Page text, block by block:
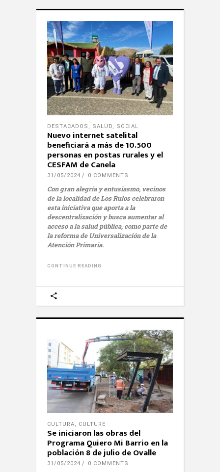
DESTACADOS , SALUD, SOCIAL
Nuevo internet satelital
beneficiará a más de 10.500
personas en postas rurales y el
CESFAM de Canela
31/05/2024 0 COMMENTS
Con gran alegría y entusiasmo, vecinos
de la localidad de Los Rulos celebraron
esta iniciativa que aporta a la
descentralización y busca aumentar al
acceso a la salud pública, como parte de
la reforma de Universalización de la
Atención Primaria.
CONTINUE READING
CULTURA, CULTURE
Se iniciaron las obras del
Programa Quiero Mi Barrio en la
población 8 de julio de Ovalle
31/05/2024 0 COMMENTS